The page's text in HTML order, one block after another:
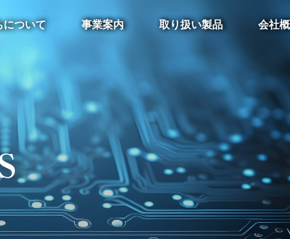
について 事業案内 取り扱い製品 会社